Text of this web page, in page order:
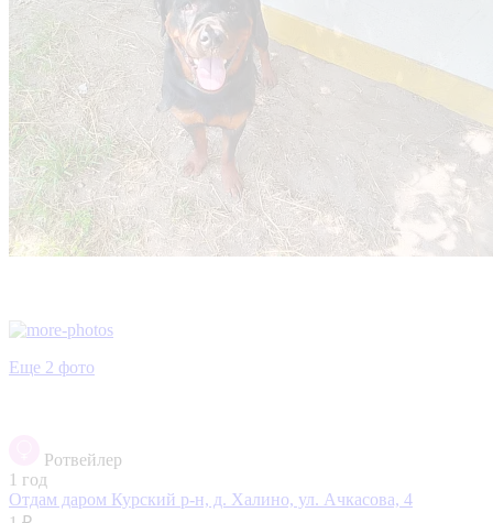
Еще 2 фото
Ротвейлер
1 год
Отдам даром Курский р-н, д. Халино, ул. Ачкасова, 4